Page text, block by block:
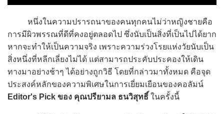
หนึ่งในความปรารถนาของคนทุกคนไม่ว่าหญิงชายคือ
การมีผิวพรรณที่ดีที่คงอยู่ตลอดไป ซึ่งนับเป็นสิ่งที่เป็นไปได้ยาก
หากจะทำให้เป็นความจริง เพราะความร่วงโรยแห่งวัยนับเป็น
สิ่งหนึ่งที่หลีกเลี่ยงไม่ได้ แต่สามารถประคับประคองให้เดิน
ทางมาอย่างช้าๆ ได้อย่างถูกวิธี โดยที่กล่าวมาทั้งหมด คือจุด
ประสงค์หลักของความพิเศษในการเยี่ยมเยือนของคอลัมน์
Editor's Pick ของ คุณปรียามล ธนวิสุทธิ์ ในครั้งนี้